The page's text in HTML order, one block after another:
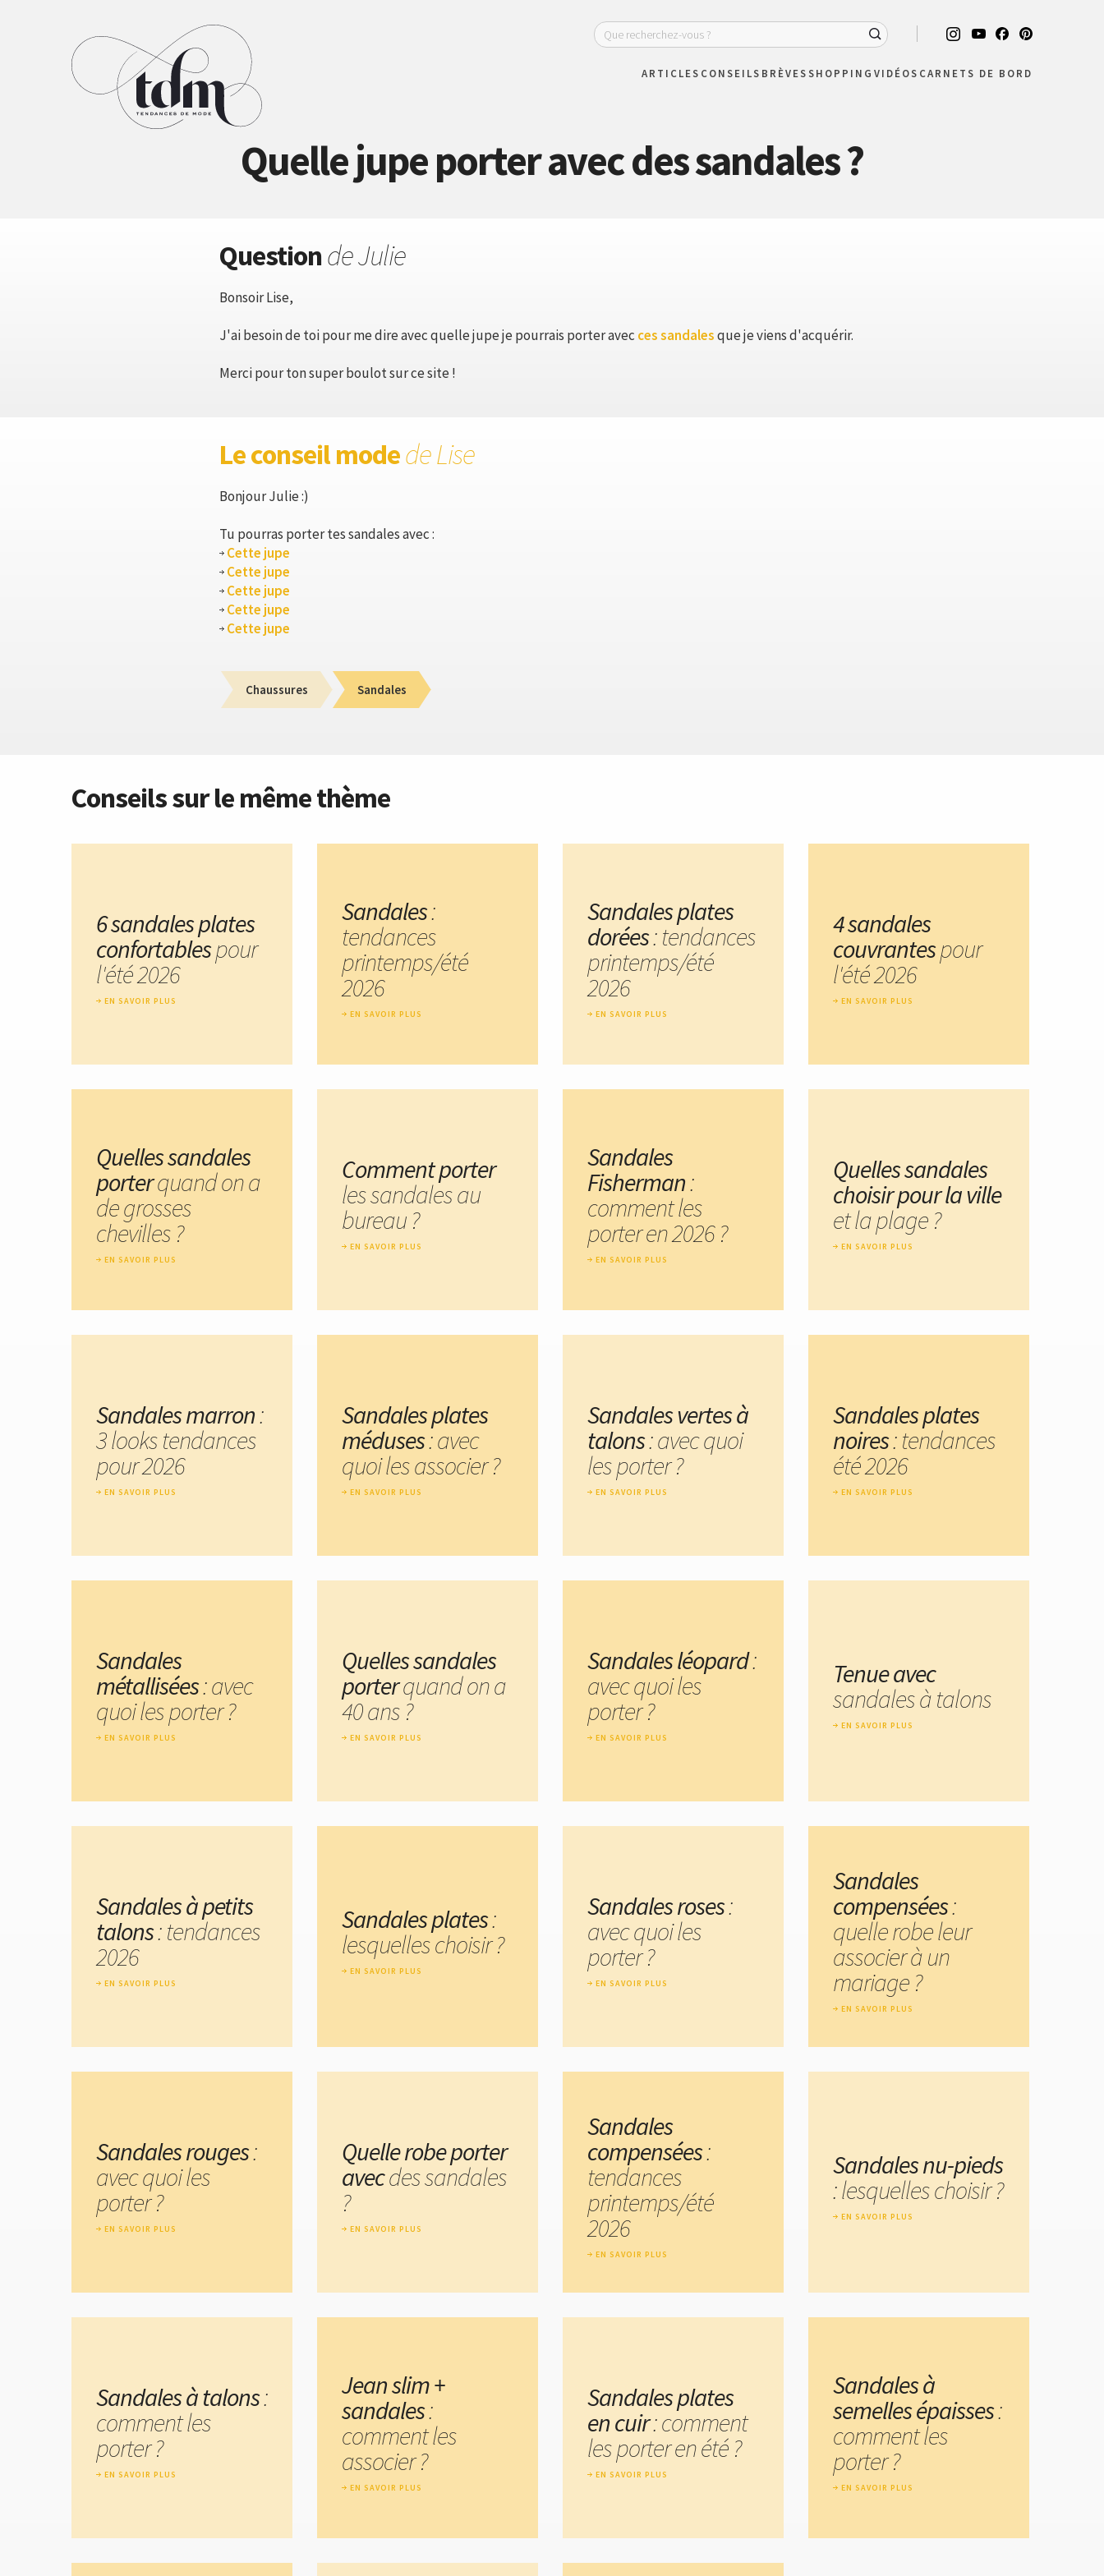
ARTICLES CONSEILS BRÈVESSHOPPING VIDÉOS CARNETS DE BORD
Quelle jupe porter avec des sandales ?
Questionde Julie
Bonsoir Lise,
J'ai besoin de toi pour me dire avec quelle jupe je pourrais porter avec ces sandalesque je viens d'acquérir.
Merci pour ton super boulot sur ce site !
Le conseil modede Lise
Bonjour Julie :)
Tu pourras porter tes sandales avec :
Cette jupe
Cette jupe
Cette jupe
Cette jupe
Cette jupe
Chaussures Sandales
Conseils sur le même thème
6 sandales plates
confortablespour
l'été 2026
EN SAVOIR PLUS
Sandales:
tendances
printemps/été
2026
EN SAVOIR PLUS
Sandales plates
dorées: tendances
printemps/été
2026
EN SAVOIR PLUS
4 sandales
couvrantespour
l'été 2026
EN SAVOIR PLUS
Quelles sandales
porterquand on a
de grosses
chevilles ?
EN SAVOIR PLUS
Comment porter
les sandales au
bureau ?
EN SAVOIR PLUS
Sandales
Fisherman:
comment les
porter en 2026 ?
EN SAVOIR PLUS
Quelles sandales
choisir pour la ville
et la plage ?
EN SAVOIR PLUS
Sandales marron:
3 looks tendances
pour 2026
EN SAVOIR PLUS
Sandales plates
méduses: avec
quoi les associer ?
EN SAVOIR PLUS
Sandales vertes à
talons: avec quoi
les porter ?
EN SAVOIR PLUS
Sandales plates
noires: tendances
été 2026
EN SAVOIR PLUS
Sandales
métallisées: avec
quoi les porter ?
EN SAVOIR PLUS
Quelles sandales
porterquand on a
40 ans ?
EN SAVOIR PLUS
Sandales léopard:
avec quoi les
porter ?
EN SAVOIR PLUS
Tenue avec
sandales à talons
EN SAVOIR PLUS
Sandales à petits
talons: tendances
2026
EN SAVOIR PLUS
Sandales plates:
lesquelles choisir ?
EN SAVOIR PLUS
Sandales roses:
avec quoi les
porter ?
EN SAVOIR PLUS
Sandales
compensées:
quelle robe leur
associer à un
mariage ?
EN SAVOIR PLUS
Sandales rouges:
avec quoi les
porter ?
EN SAVOIR PLUS
Quelle robe porter
avecdes sandales
?
EN SAVOIR PLUS
Sandales
compensées:
tendances
printemps/été
2026
EN SAVOIR PLUS
Sandales nu-pieds
: lesquelles choisir ?
EN SAVOIR PLUS
Sandales à talons:
comment les
porter ?
EN SAVOIR PLUS
Jean slim +
sandales:
comment les
associer ?
EN SAVOIR PLUS
Sandales plates
en cuir: comment
les porter en été ?
EN SAVOIR PLUS
Sandales à
semelles épaisses:
comment les
porter ?
EN SAVOIR PLUS